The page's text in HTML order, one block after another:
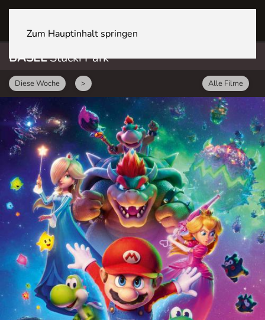
Zum Hauptinhalt springen
BASELStücki Park
Diese Woche > Alle Filme